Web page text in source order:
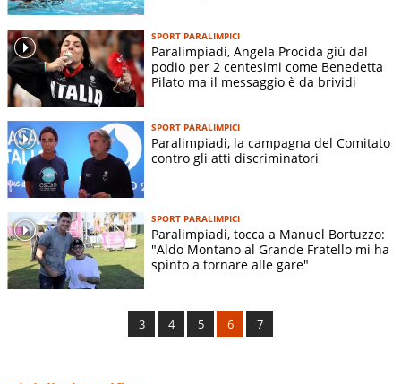
SPORT PARALIMPICI
Paralimpiadi, Angela Procida giù dal
podio per 2 centesimi come Benedetta
Pilato ma il messaggio è da brividi
SPORT PARALIMPICI
Paralimpiadi, la campagna del Comitato
contro gli atti discriminatori
SPORT PARALIMPICI
Paralimpiadi, tocca a Manuel Bortuzzo:
"Aldo Montano al Grande Fratello mi ha
spinto a tornare alle gare"
3 4 5 6 7